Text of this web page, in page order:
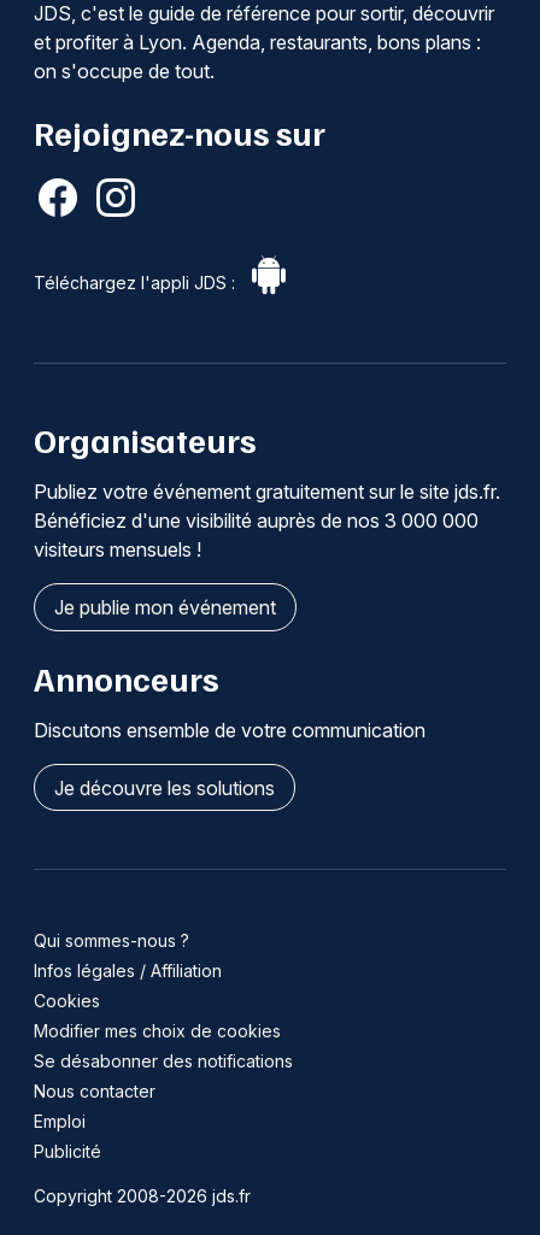
JDS, c'est le guide de référence pour sortir, découvrir
et profiter à Lyon. Agenda, restaurants, bons plans :
on s'occupe de tout.
Rejoignez-nous sur
Téléchargez l'appli JDS :
Organisateurs
Publiez votre événement gratuitement sur le site jds.fr.
Bénéficiez d'une visibilité auprès de nos 3 000 000
visiteurs mensuels !
Je publie mon événement
Annonceurs
Discutons ensemble de votre communication
Je découvre les solutions
Qui sommes-nous ?
Infos légales / Affiliation
Cookies
Modifier mes choix de cookies
Se désabonner des notifications
Nous contacter
Emploi
Publicité
Copyright 2008-2026 jds.fr